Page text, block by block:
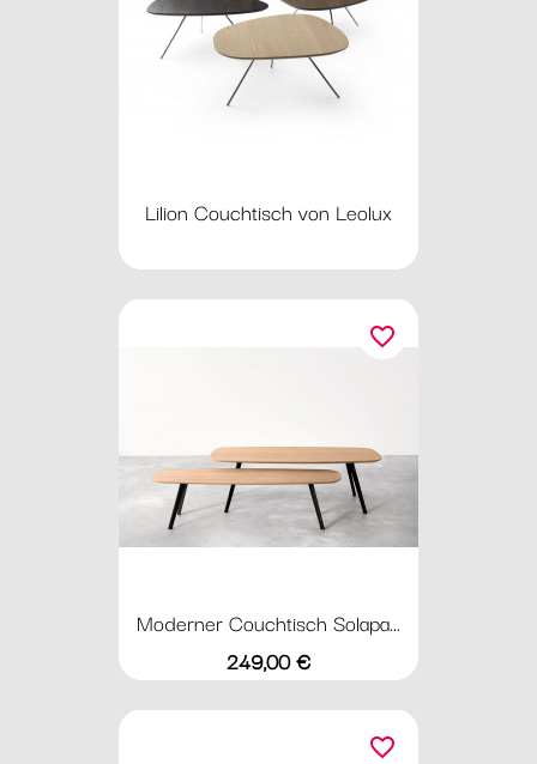
Lilion Couchtisch von Leolux
Moderner Couchtisch Solapa...
Preis
249,00 €
favorite_border
favorite_border